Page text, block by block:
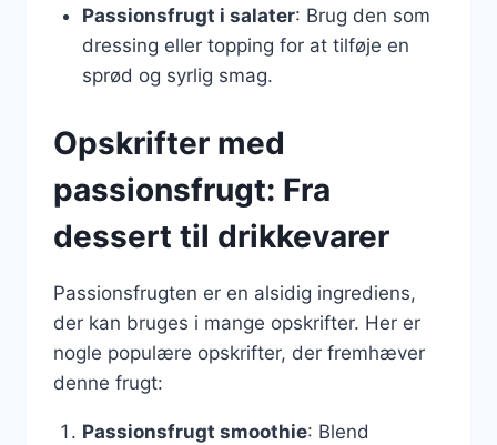
Passionsfrugt i salater: Brug den som
dressing eller topping for at tilføje en
sprød og syrlig smag.
Opskrifter med
passionsfrugt: Fra
dessert til drikkevarer
Passionsfrugten er en alsidig ingrediens,
der kan bruges i mange opskrifter. Her er
nogle populære opskrifter, der fremhæver
denne frugt:
Passionsfrugt smoothie: Blend